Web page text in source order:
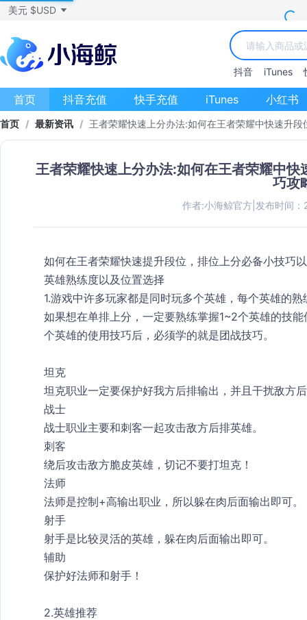
美元 $USD
抖音 iTunes
首页 抖音充值 快手充值 iTunes 小红书
首页 / 最新资讯 / 王者荣耀快速上分办法:如何在王者荣耀中快速升
王者荣耀快速上分办法:如何在王者荣耀中
巧攻
作者:小海鲸官方 发布时间
如何在王者荣耀快速提升段位，排位上分必备小技巧
英雄熟练度以及位置选择
1.游戏中许多玩家都是同时玩多个英雄，每个英雄的
如果想在单排上分，一定要熟练掌握1~2个英雄的技
个英雄的使用技巧后，必须学的就是团战技巧。
坦克
坦克职业一定要保护好我方后排输出，并且干扰敌方
战士
战士职业主要和刺客一起攻击敌方后排英雄。
刺客
绕后攻击敌方脆皮英雄，切记不要打坦克！
法师
法师是控制+高输出职业，所以躲在肉后面输出即可。
射手
射手是比较灵活的英雄，躲在肉后面输出即可。
辅助
保护好法师和射手！
2.英雄推荐